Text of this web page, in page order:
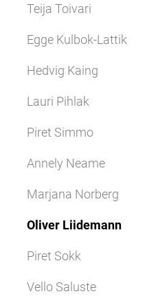
Teija Toivari
Egge Kulbok-Lattik
Hedvig Kaing
Lauri Pihlak
Piret Simmo
Annely Neame
Marjana Norberg
Oliver Liidemann
Piret Sokk
Vello Saluste